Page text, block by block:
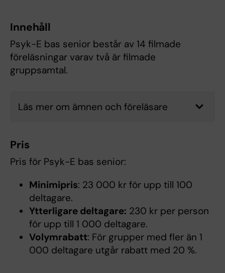
Innehåll
Psyk-E bas senior består av 14 filmade
föreläsningar varav två är filmade
gruppsamtal.
Läs mer om ämnen och föreläsare
Pris
Pris för Psyk-E bas senior:
Minimipris: 23 000 kr för upp till 100
deltagare.
Ytterligare deltagare: 230 kr per person
för upp till 1 000 deltagare.
Volymrabatt: För grupper med fler än 1
000 deltagare utgår rabatt med 20 %.